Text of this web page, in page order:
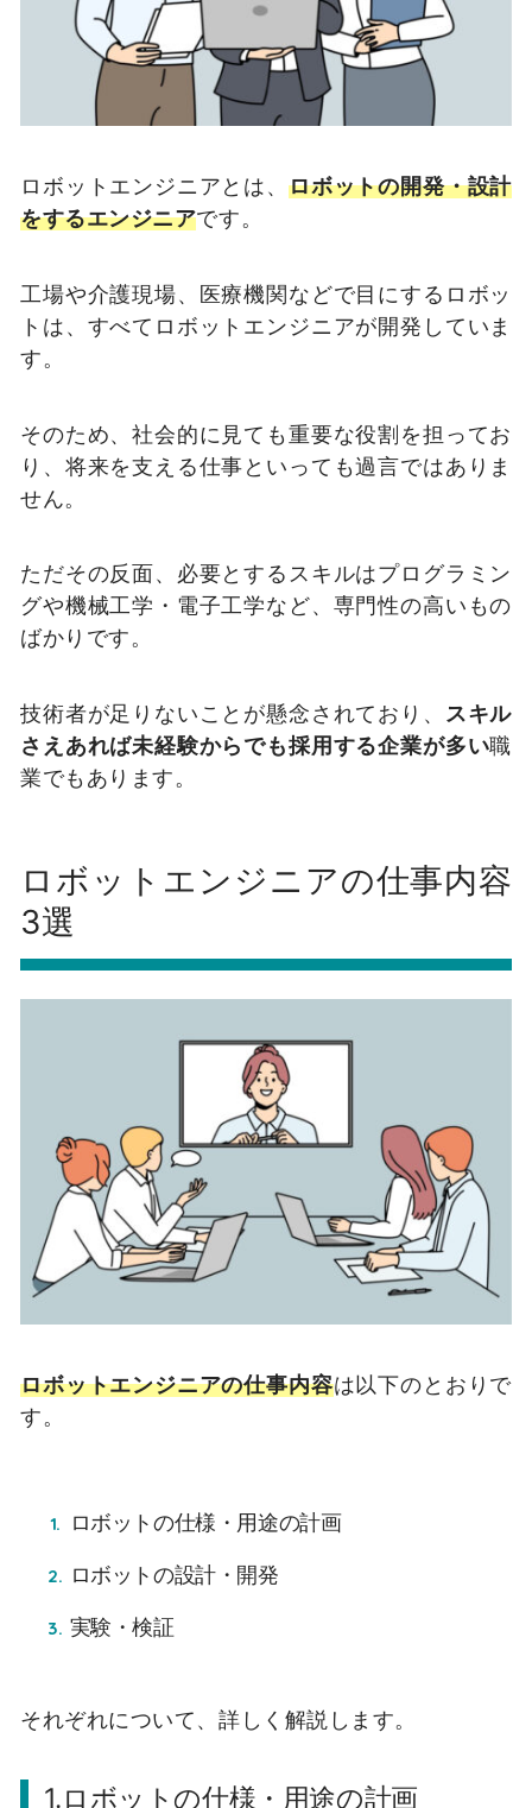
ロボットエンジニアとは、 ロボットの開発・設計
をするエンジニアです。
工場や介護現場、医療機関などで目にするロボッ
トは、すべてロボットエンジニアが開発していま
す。
そのため、社会的に見ても重要な役割を担ってお
り、将来を支える仕事といっても過言ではありま
せん。
ただその反面、必要とするスキルはプログラミン
グや機械工学・電子工学など、専門性の高いもの
ばかりです。
技術者が足りないことが懸念されており、
スキル
さえあれば未経験からでも採用する企業が多い職
業でもあります。
ロボットエンジニアの仕事内容
3選
ロボットエンジニアの仕事内容は以下のとおりで
す。
ロボットの仕様・用途の計画
ロボットの設計・開発
実験・検証
それぞれについて、詳しく解説します。
1.ロボットの仕様・用途の計画